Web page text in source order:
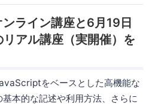
ライン講座と6月19日
アル講座（実開催）を
をベースとした高機能な
本的な記述や利用方法、さらに